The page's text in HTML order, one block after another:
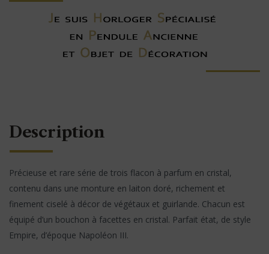
Description
Précieuse et rare série de trois flacon à parfum en cristal,
contenu dans une monture en laiton doré, richement et
finement ciselé à décor de végétaux et guirlande. Chacun est
équipé d’un bouchon à facettes en cristal. Parfait état, de style
Empire, d’époque Napoléon III.